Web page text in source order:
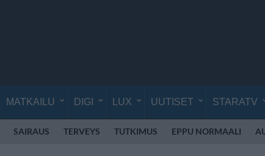
MATKAILU DIGI LUX UUTISET STARATV
SAIRAUS TERVEYS TUTKIMUS EPPU NORMAALI